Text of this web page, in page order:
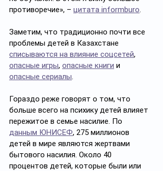
противоречие», – цитата informburo.
Заметим, что традиционно почти все
проблемы детей в Казахстане
списываются на влияние соцсетей,
опасные игры, опасные книги и
опасные сериалы.
Гораздо реже говорят о том, что
больше всего на психику детей влияет
пережитое в семье насилие. По
данным ЮНИСЕФ, 275 миллионов
детей в мире являются жертвами
бытового насилия. Около 40
процентов детей, которые были или